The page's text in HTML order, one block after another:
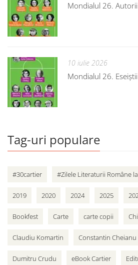
Mondialul 26.
10 iulie 2026
Mondialul 26. Eseiștii
Tag-uri populare
#30cartier #Zilele Literaturii Române
2019 2020 2024 2025
Bookfest Carte carte copii
Claudiu Komartin Constantin Cheianu
Dumitru Crudu eBook Cartier